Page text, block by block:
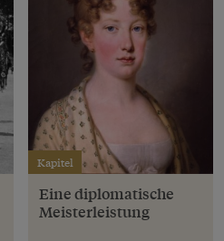
Kapitel
Eine diplomatische
Meisterleistung